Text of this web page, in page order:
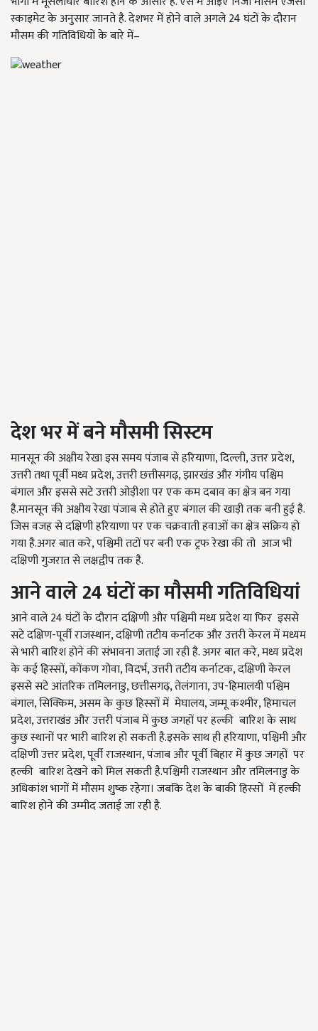
स्काइमेट के अनुसार जानते है. देशभर में होने वाले अगले 24 घंटों के दौरान
मौसम की गतिविधियों के बारे में–
देश भर में बने मौसमी सिस्टम
मानसून की अक्षीय रेखा इस समय पंजाब से हरियाणा,दिल्ली,उत्तर प्रदेश,
उत्तरी तथा पूर्वी मध्य प्रदेश,उत्तरी छत्तीसगढ़,झारखंड और गंगीय पश्चिम
बंगाल और इससे सटे उत्तरी ओड़ीशा पर एक कम दबाव का क्षेत्र बन गया
है.मानसून की अक्षीय रेखा पंजाब से होते हुए बंगाल की खाड़ी तक बनी हुई है.
जिस वजह से दक्षिणी हरियाणा पर एक चक्रवाती हवाओं का क्षेत्र सक्रिय हो
गया है.अगर बात करे,पश्चिमी तटों पर बनी एक ट्रफ रेखा की तो आज भी
दक्षिणी गुजरात से लक्षद्वीप तक है.
आने वाले24घंटों का मौसमी गतिविधियां
आने वाले 24 घंटों के दौरान दक्षिणी और पश्चिमी मध्य प्रदेश या फिर इससे
सटे दक्षिण-पूर्वी राजस्थान, दक्षिणी तटीय कर्नाटक और उत्तरी केरल में मध्यम
से भारी बारिश होने की संभावना जताई जा रही है. अगर बात करे, मध्य प्रदेश
के कई हिस्सों, कोंकण गोवा, विदर्भ, उत्तरी तटीय कर्नाटक, दक्षिणी केरल
इससे सटे आंतरिक तमिलनाडु, छत्तीसगढ़, तेलंगाना, उप-हिमालयी पश्चिम
बंगाल, सिक्किम, असम के कुछ हिस्सों में मेघालय, जम्मू कश्मीर, हिमाचल
प्रदेश, उत्तराखंड और उत्तरी पंजाब में कुछ जगहों पर हल्की बारिश के साथ
कुछ स्थानों पर भारी बारिश हो सकती है.इसके साथ ही हरियाणा, पश्चिमी और
दक्षिणी उत्तर प्रदेश, पूर्वी राजस्थान, पंजाब और पूर्वी बिहार में कुछ जगहों पर
हल्की बारिश देखने को मिल सकती है.पश्चिमी राजस्थान और तमिलनाडु के
अधिकांश भागों में मौसम शुष्क रहेगा। जबकि देश के बाकी हिस्सों में हल्की
बारिश होने की उम्मीद जताई जा रही है.